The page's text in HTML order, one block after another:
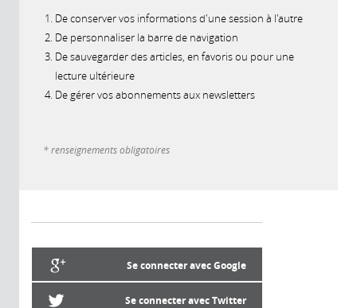
De conserver vos informations d'une session à l'autre
De personnaliser la barre de navigation
De sauvegarder des articles, en favoris ou pour une
lecture ultérieure
De gérer vos abonnements aux newsletters
* renseignements obligatoires
Se connecter avec Google
Se connecter avec Twitter